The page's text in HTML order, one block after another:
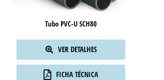
Tubo PVC-U SCH80
VER DETALHES
FICHA TÉCNICA